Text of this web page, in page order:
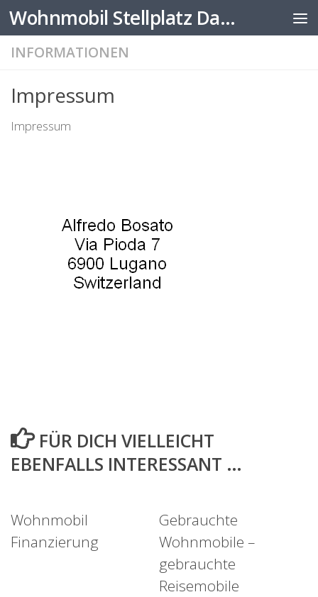
Zum Inhalt springen Wohnmobil Stellplatz Datenbank
INFORMATIONEN
Impressum
Impressum
FÜR DICH VIELLEICHT
EBENFALLS INTERESSANT …
Wohnmobil
Finanzierung
Gebrauchte
Wohnmobile –
gebrauchte
Reisemobile